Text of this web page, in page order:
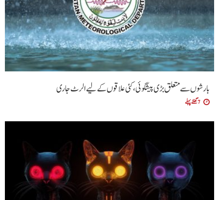
بارشوں سے متعلق بڑی پیشگوئی، کئی علاقوں کے لیے الرٹ جاری
7 گھنٹے پہلے